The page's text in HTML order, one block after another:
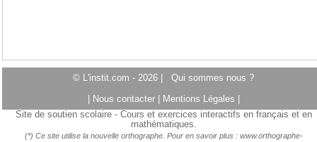
© L'instit.com - 2026 | Qui sommes nous ?
Nous contacter Mentions Légales
Site de soutien scolaire - Cours et exercices interactifs en français et en
mathématiques.
(*) Ce site utilise la nouvelle orthographe. Pour en savoir plus : www.orthographe-